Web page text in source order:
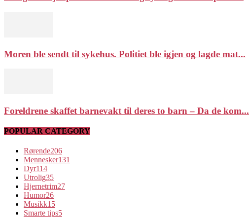
Moren ble sendt til sykehus. Politiet ble igjen og lagde mat...
Foreldrene skaffet barnevakt til deres to barn – Da de kom...
POPULAR CATEGORY
Rørende206
Mennesker131
Dyr114
Utrolig35
Hjernetrim27
Humor26
Musikk15
Smarte tips5